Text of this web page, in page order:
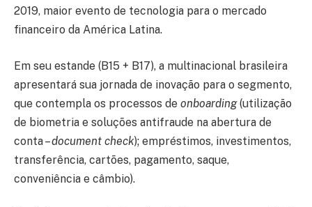
2019, maior evento de tecnologia para o mercado
financeiro da América Latina.
Em seu estande (B15 + B17), a multinacional brasileira
apresentará sua jornada de inovação para o segmento,
que contempla os processos de onboarding(utilização
de biometria e soluções antifraude na abertura de
conta –document check); empréstimos, investimentos,
transferência, cartões, pagamento, saque,
conveniência e câmbio).